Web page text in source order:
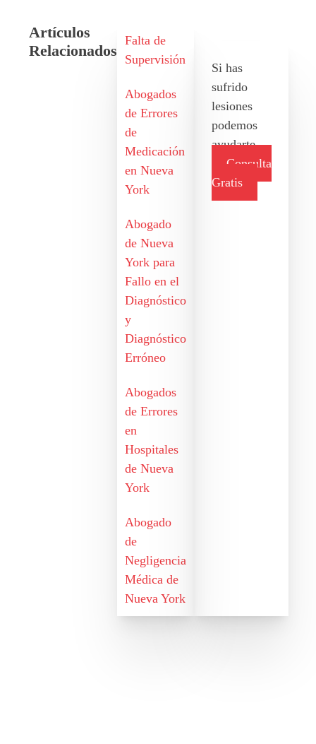
Artículos
Relacionados
Falta de
Supervisión
Abogados
de Errores
de
Medicación
en Nueva
York
Abogado
de Nueva
York para
Fallo en el
Diagnóstico
y
Diagnóstico
Erróneo
Abogados
de Errores
en
Hospitales
de Nueva
York
Abogado
de
Negligencia
Médica de
Nueva York
Si has
sufrido
lesiones
podemos
ayudarte
Consulta
Gratis